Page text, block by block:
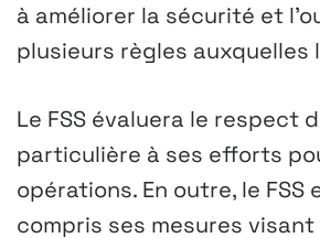
à améliorer la sécurité et
plusieurs règles auxquelles
Le FSS évaluera le respect
particulière à ses efforts
opérations. En outre, le
compris ses mesures